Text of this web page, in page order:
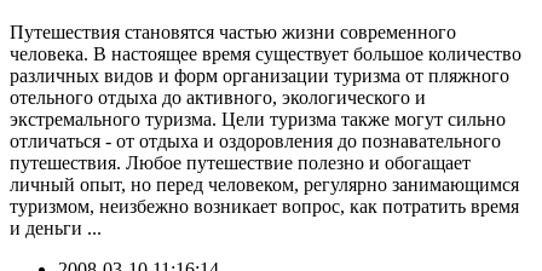
Путешествия становятся частью жизни современного
человека. В настоящее время существует большое количество
различных видов и форм организации туризма от пляжного
отельного отдыха до активного, экологического и
экстремального туризма. Цели туризма также могут сильно
отличаться - от отдыха и оздоровления до познавательного
путешествия. Любое путешествие полезно и обогащает
личный опыт, но перед человеком, регулярно занимающимся
туризмом, неизбежно возникает вопрос, как потратить время
и деньги ...